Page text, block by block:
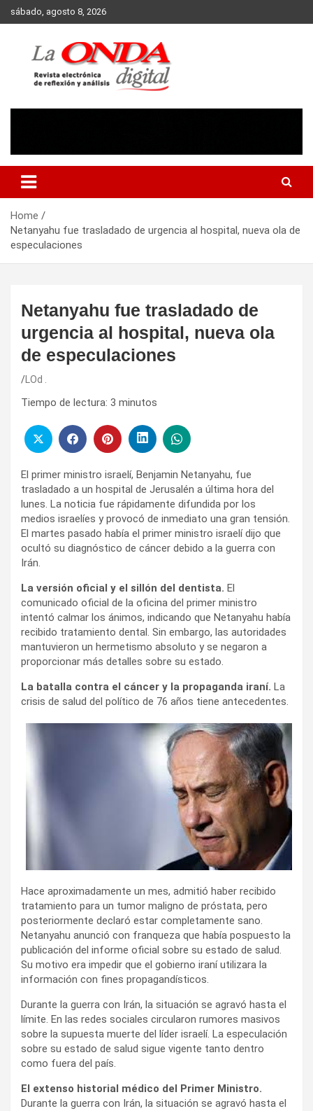
Skip
to
sábado, agosto 8, 2026
Home
Netanyahu fue trasladado de urgencia al hospital, nueva ola de
especulaciones
Netanyahu fue trasladado de
urgencia al hospital, nueva ola
de especulaciones
LOd .
Tiempo de lectura: 3 minutos
El primer ministro israelí, Benjamin Netanyahu, fue
trasladado a un hospital de Jerusalén a última hora del
lunes. La noticia fue rápidamente difundida por los
medios israelíes y provocó de inmediato una gran tensión.
El martes pasado había el primer ministro israelí dijo que
ocultó su diagnóstico de cáncer debido a la guerra con
Irán.
La versión oficial y el sillón del dentista. El
comunicado oficial de la oficina del primer ministro
intentó calmar los ánimos, indicando que Netanyahu había
recibido tratamiento dental. Sin embargo, las autoridades
mantuvieron un hermetismo absoluto y se negaron a
proporcionar más detalles sobre su estado.
La batalla contra el cáncer y la propaganda iraní. La
crisis de salud del político de 76 años tiene antecedentes.
Hace aproximadamente un mes, admitió haber recibido
tratamiento para un tumor maligno de próstata, pero
posteriormente declaró estar completamente sano.
Netanyahu anunció con franqueza que había pospuesto la
publicación del informe oficial sobre su estado de salud.
Su motivo era impedir que el gobierno iraní utilizara la
información con fines propagandísticos.
Durante la guerra con Irán, la situación se agravó hasta el
límite. En las redes sociales circularon rumores masivos
sobre la supuesta muerte del líder israelí. La especulación
sobre su estado de salud sigue vigente tanto dentro
como fuera del país.
El extenso historial médico del Primer Ministro.
Durante la guerra con Irán, la situación se agravó hasta el